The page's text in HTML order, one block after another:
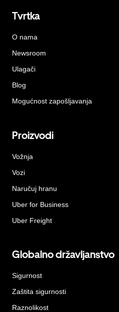
Tvrtka
O nama
Newsroom
Ulagači
Blog
Mogućnost zapošljavanja
Proizvodi
Vožnja
Vozi
Naručuj hranu
Uber for Business
Uber Freight
Globalno državljanstvo
Sigurnost
Zaštita sigurnosti
Raznolikost